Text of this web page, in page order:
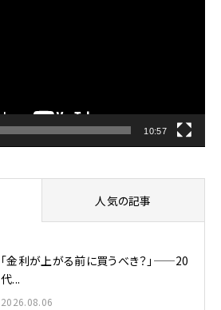
10:57
人気の記事
「金利が上がる前に買うべき？」——20
代...
2026.08.06